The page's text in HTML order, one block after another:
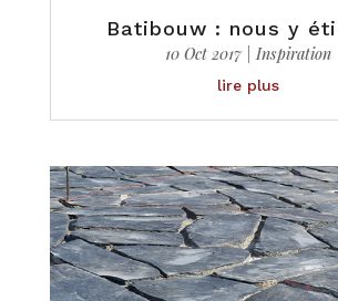
Batibouw : nous y
10 Oct 2017| Inspiration
lire plus